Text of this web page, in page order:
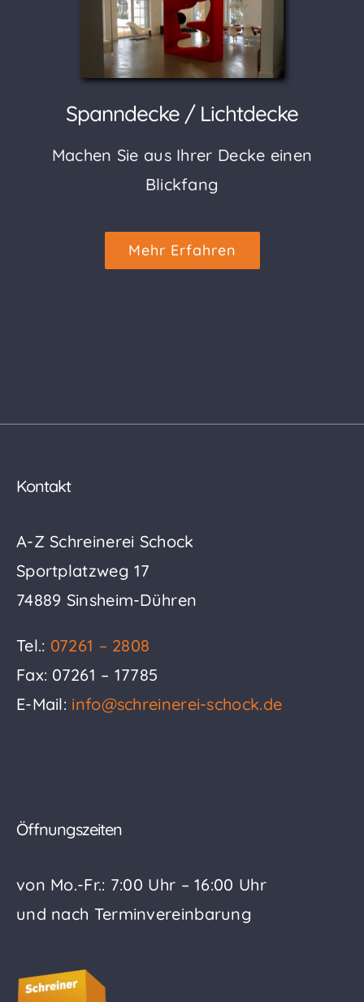
Spanndecke / Lichtdecke
Machen Sie aus Ihrer Decke einen
Blickfang
Mehr Erfahren
Kontakt
A-Z Schreinerei Schock
Sportplatzweg 17
74889 Sinsheim-Dühren
Tel.: 07261 – 2808
Fax: 07261 – 17785
E-Mail: info@schreinerei-schock.de
Öffnungszeiten
von Mo.-Fr.: 7:00 Uhr – 16:00 Uhr
und nach Terminvereinbarung